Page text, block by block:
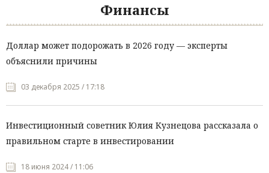
Финансы
Доллар может подорожать в 2026 году — эксперты
объяснили причины
03 декабря 2025 / 17:18
Инвестиционный советник Юлия Кузнецова рассказала о
правильном старте в инвестировании
18 июня 2024 / 11:06